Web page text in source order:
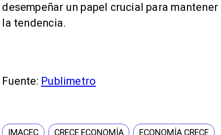
desempeñar un papel crucial para mantener
la tendencia.
Fuente: Publimetro
IMACEC CRECE ECONOMÍA ECONOMÍA CRECE